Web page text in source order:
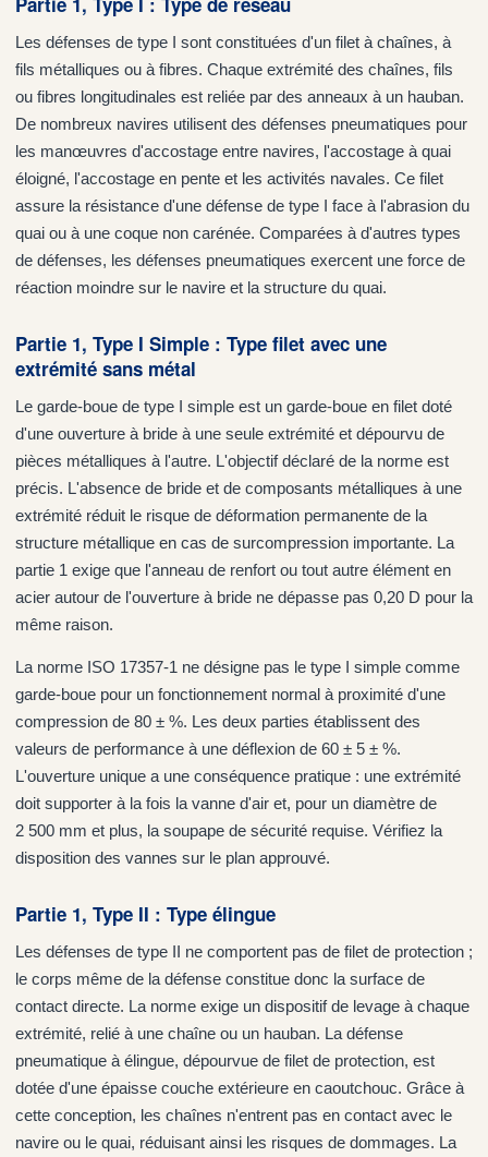
Les défenses de type I sont constituées d'un filet à chaînes, à
fils métalliques ou à fibres. Chaque extrémité des chaînes, fils
ou fibres longitudinales est reliée par des anneaux à un hauban.
De nombreux navires utilisent des défenses pneumatiques pour
les manœuvres d'accostage entre navires, l'accostage à quai
éloigné, l'accostage en pente et les activités navales. Ce filet
assure la résistance d'une défense de type I face à l'abrasion du
quai ou à une coque non carénée. Comparées à d'autres types
de défenses, les défenses pneumatiques exercent une force de
réaction moindre sur le navire et la structure du quai.
Partie 1, Type I Simple : Type filet avec une
extrémité sans métal
Le garde-boue de type I simple est un garde-boue en filet doté
d'une ouverture à bride à une seule extrémité et dépourvu de
pièces métalliques à l'autre. L'objectif déclaré de la norme est
précis. L'absence de bride et de composants métalliques à une
extrémité réduit le risque de déformation permanente de la
structure métallique en cas de surcompression importante. La
partie 1 exige que l'anneau de renfort ou tout autre élément en
acier autour de l'ouverture à bride ne dépasse pas 0,20 D pour la
même raison.
La norme ISO 17357-1 ne désigne pas le type I simple comme
garde-boue pour un fonctionnement normal à proximité d'une
compression de 80 ± %. Les deux parties établissent des
valeurs de performance à une déflexion de 60 ± 5 ± %.
L'ouverture unique a une conséquence pratique : une extrémité
doit supporter à la fois la vanne d'air et, pour un diamètre de
2 500 mm et plus, la soupape de sécurité requise. Vérifiez la
disposition des vannes sur le plan approuvé.
Partie 1, Type II : Type élingue
Les défenses de type II ne comportent pas de filet de protection ;
le corps même de la défense constitue donc la surface de
contact directe. La norme exige un dispositif de levage à chaque
extrémité, relié à une chaîne ou un hauban. La défense
pneumatique à élingue, dépourvue de filet de protection, est
dotée d'une épaisse couche extérieure en caoutchouc. Grâce à
cette conception, les chaînes n'entrent pas en contact avec le
navire ou le quai, réduisant ainsi les risques de dommages. La